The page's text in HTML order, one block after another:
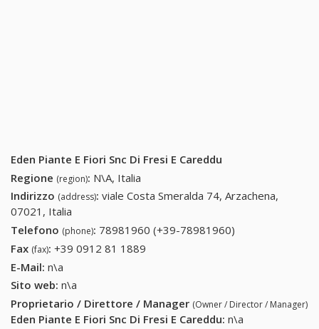
Eden Piante E Fiori Snc Di Fresi E Careddu
Regione (region): N\A, Italia
Indirizzo (address): viale Costa Smeralda 74, Arzachena,
07021, Italia
Telefono (phone): 78981960 (+39-78981960)
Fax (fax): +39 0912 81 1889
E-Mail: n\a
Sito web: n\a
Proprietario / Direttore / Manager (Owner / Director / Manager)
Eden Piante E Fiori Snc Di Fresi E Careddu: n\a